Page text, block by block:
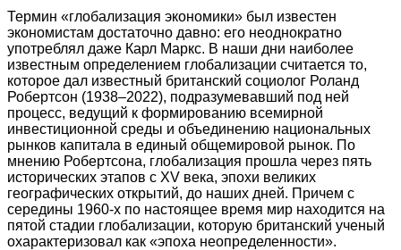
Термин «глобализация экономики» был известен
экономистам достаточно давно: его неоднократно
употреблял даже Карл Маркс. В наши дни наиболее
известным определением глобализации считается то,
которое дал известный британский социолог Роланд
Робертсон (1938–2022), подразумевавший под ней
процесс, ведущий к формированию всемирной
инвестиционной среды и объединению национальных
рынков капитала в единый общемировой рынок. По
мнению Робертсона, глобализация прошла через пять
исторических этапов с XV века, эпохи великих
географических открытий, до наших дней. Причем с
середины 1960-х по настоящее время мир находится на
пятой стадии глобализации, которую британский ученый
охарактеризовал как «эпоха неопределенности».